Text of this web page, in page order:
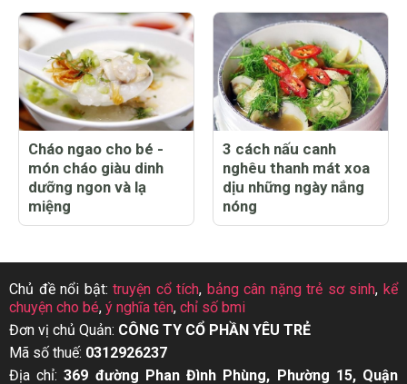
Cháo ngao cho bé -
món cháo giàu dinh
dưỡng ngon và lạ
miệng
3 cách nấu canh
nghêu thanh mát xoa
dịu những ngày nắng
nóng
Chủ đề nổi bật:truyện cổ tích, bảng cân nặng trẻ sơ sinh, kể
chuyện cho bé, ý nghĩa tên, chỉ số bmi
Đơn vị chủ Quản: CÔNG TY CỔ PHẦN YÊU TRẺ
Mã số thuế: 0312926237
Địa chỉ:369 đường Phan Đình Phùng, Phường 15, Quận